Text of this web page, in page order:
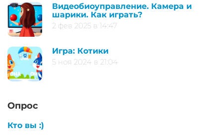
Видеобиоуправление. Камера и
шарики. Как играть?
2 фев 2025 в 14:47
Игра: Котики
5 ноя 2024 в 21:04
Опрос
Кто вы :)